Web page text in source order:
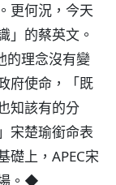
更何況，今天
」的蔡英文。
的理念沒有變
府使命，「既
知該有的分
宋楚瑜銜命表
礎上，APEC宋
。◆